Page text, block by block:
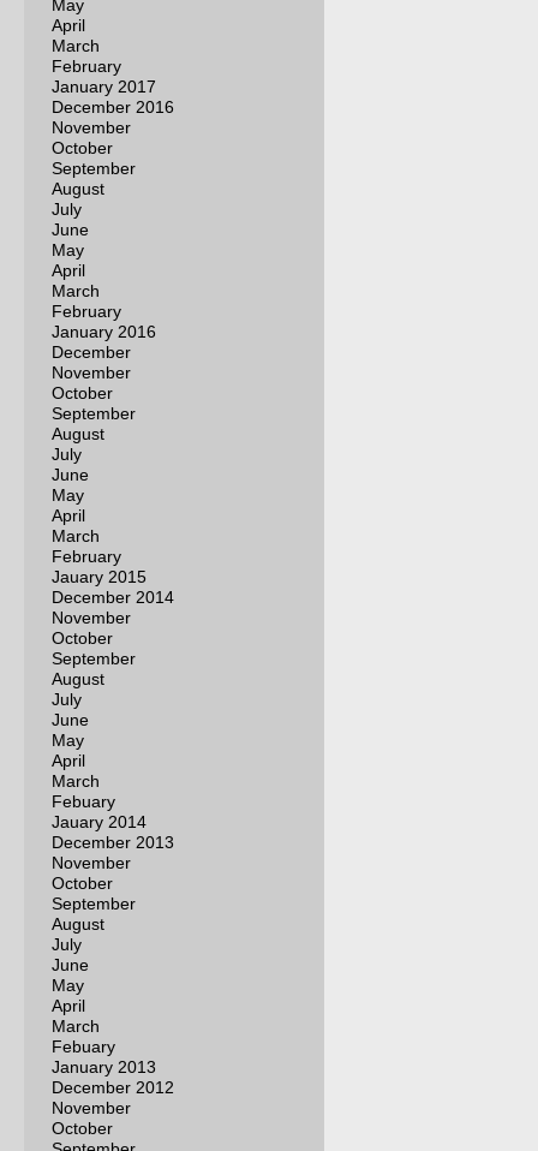
May
April
March
February
January 2017
December 2016
November
October
September
August
July
June
May
April
March
February
January 2016
December
November
October
September
August
July
June
May
April
March
February
Jauary 2015
December 2014
November
October
September
August
July
June
May
April
March
Febuary
Jauary 2014
December 2013
November
October
September
August
July
June
May
April
March
Febuary
January 2013
December 2012
November
October